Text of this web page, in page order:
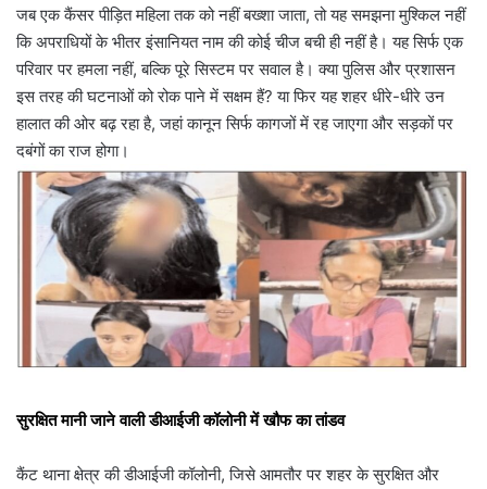
जब एक कैंसर पीड़ित महिला तक को नहीं बख्शा जाता, तो यह समझना मुश्किल नहीं
कि अपराधियों के भीतर इंसानियत नाम की कोई चीज बची ही नहीं है। यह सिर्फ एक
परिवार पर हमला नहीं, बल्कि पूरे सिस्टम पर सवाल है। क्या पुलिस और प्रशासन
इस तरह की घटनाओं को रोक पाने में सक्षम हैं? या फिर यह शहर धीरे-धीरे उन
हालात की ओर बढ़ रहा है, जहां कानून सिर्फ कागजों में रह जाएगा और सड़कों पर
दबंगों का राज होगा।
सुरक्षित मानी जाने वाली डीआईजी कॉलोनी में खौफ का तांडव
कैंट थाना क्षेत्र की डीआईजी कॉलोनी, जिसे आमतौर पर शहर के सुरक्षित और